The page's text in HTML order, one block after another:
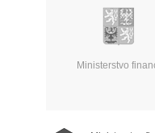
Ministerstvo